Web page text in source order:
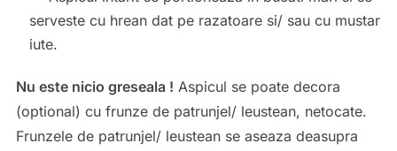
serveste cu hrean dat pe razatoare si/ sau cu mustar
iute.
Nu este nicio greseala ! Aspicul se poate decora
(optional) cu frunze de patrunjel/ leustean, netocate.
Frunzele de patrunjel/ leustean se aseaza deasupra